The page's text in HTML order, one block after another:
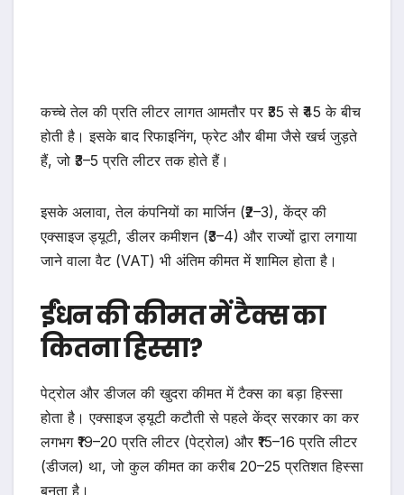
कच्चे तेल की प्रति लीटर लागत आमतौर पर ₹35 से ₹45 के बीच
होती है। इसके बाद रिफाइनिंग, फ्रेट और बीमा जैसे खर्च जुड़ते
हैं, जो ₹3–5 प्रति लीटर तक होते हैं।
इसके अलावा, तेल कंपनियों का मार्जिन (₹2–3), केंद्र की
एक्साइज ड्यूटी, डीलर कमीशन (₹3–4) और राज्यों द्वारा लगाया
जाने वाला वैट (VAT) भी अंतिम कीमत में शामिल होता है।
ईंधन की कीमत में टैक्स का
कितना हिस्सा?
पेट्रोल और डीजल की खुदरा कीमत में टैक्स का बड़ा हिस्सा
होता है। एक्साइज ड्यूटी कटौती से पहले केंद्र सरकार का कर
लगभग ₹19–20 प्रति लीटर (पेट्रोल) और ₹15–16 प्रति लीटर
(डीजल) था, जो कुल कीमत का करीब 20–25 प्रतिशत हिस्सा
बनता है।